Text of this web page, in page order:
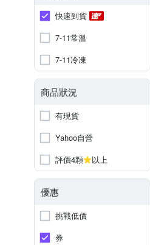
快速到貨
7-11常溫
7-11冷凍
商品狀況
有現貨
Yahoo自營
評價4顆
以上
優惠
挑戰低價
券